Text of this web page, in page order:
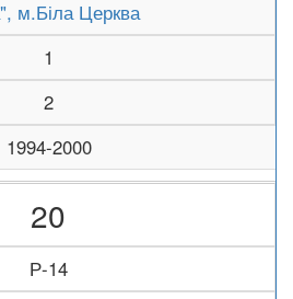
м.Біла Церква
1
2
1994-2000
20
Р-14